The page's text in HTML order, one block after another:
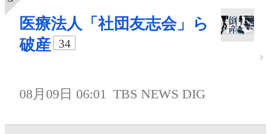
医療法人「社団友志会」ら
破産
34
08月09日 06:01 TBS NEWS DIG